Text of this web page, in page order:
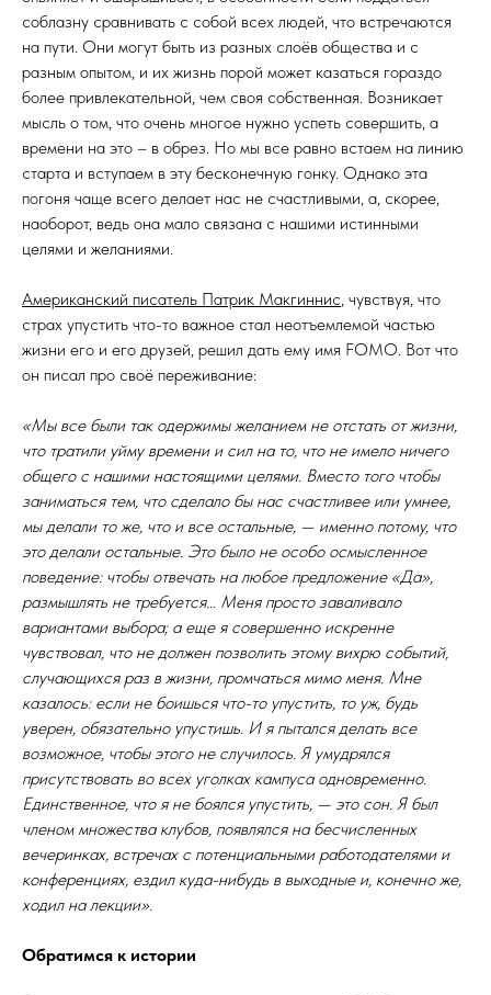
соблазну сравнивать с собой всех людей, что встречаются
на пути. Они могут быть из разных слоёв общества и с
разным опытом, и их жизнь порой может казаться гораздо
более привлекательной, чем своя собственная. Возникает
мысль о том, что очень многое нужно успеть совершить, а
времени на это – в обрез. Но мы все равно встаем на линию
старта и вступаем в эту бесконечную гонку. Однако эта
погоня чаще всего делает нас не счастливыми, а, скорее,
наоборот, ведь она мало связана с нашими истинными
целями и желаниями.
Американский писатель Патрик Макгиннис, чувствуя, что
страх упустить что-то важное стал неотъемлемой частью
жизни его и его друзей, решил дать ему имя FOMO. Вот что
он писал про своё переживание:
«Мы все были так одержимы желанием не отстать от жизни,
что тратили уйму времени и сил на то, что не имело ничего
общего с нашими настоящими целями. Вместо того чтобы
заниматься тем, что сделало бы нас счастливее или умнее,
мы делали то же, что и все остальные, — именно потому, что
это делали остальные. Это было не особо осмысленное
поведение: чтобы отвечать на любое предложение «Да»,
размышлять не требуется… Меня просто заваливало
вариантами выбора; а еще я совершенно искренне
чувствовал, что не должен позволить этому вихрю событий,
случающихся раз в жизни, промчаться мимо меня. Мне
казалось: если не боишься что-то упустить, то уж, будь
уверен, обязательно упустишь. И я пытался делать все
возможное, чтобы этого не случилось. Я умудрялся
присутствовать во всех уголках кампуса одновременно.
Единственное, что я не боялся упустить, — это сон. Я был
членом множества клубов, появлялся на бесчисленных
вечеринках, встречах с потенциальными работодателями и
конференциях, ездил куда-нибудь в выходные и, конечно же,
ходил на лекции».
Обратимся к истории